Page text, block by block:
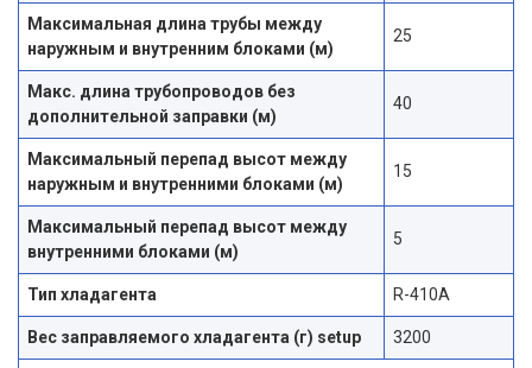
Максимальная длина трубы между
наружным и внутренним блоками (м)
25
Макс. длина трубопроводов без
дополнительной заправки (м)
40
Максимальный перепад высот между
наружным и внутренними блоками (м)
15
Максимальный перепад высот между
внутренними блоками (м)
5
Тип хладагента R-410A
Вес заправляемого хладагента (г) setup 3200